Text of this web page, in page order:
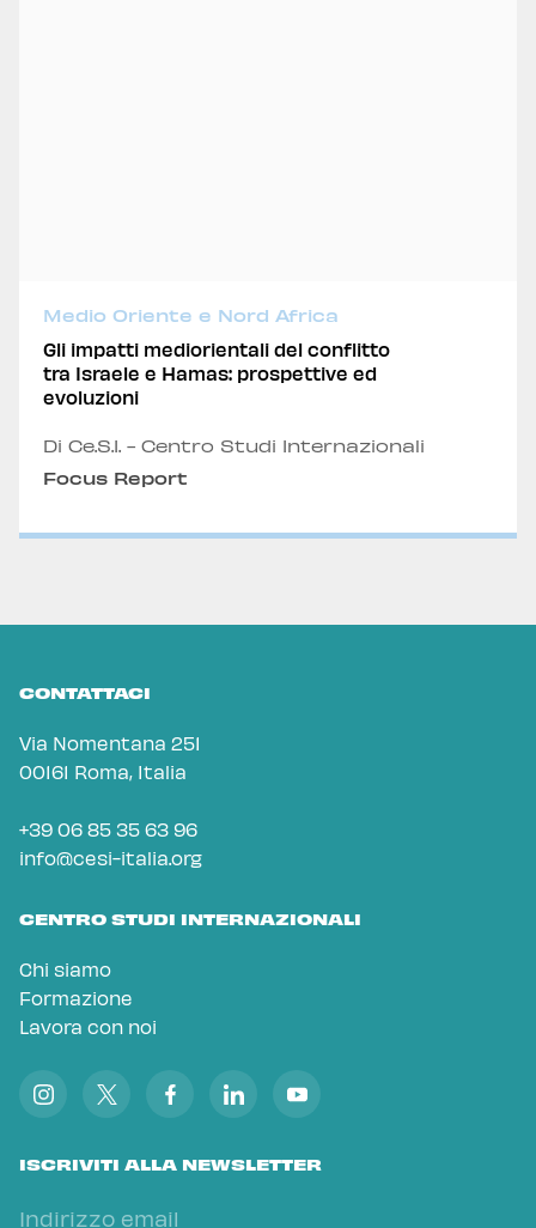
Medio Oriente e Nord Africa
Gli impatti mediorientali del conflitto
tra Israele e Hamas: prospettive ed
evoluzioni
Di Ce.S.I. - Centro Studi Internazionali
Focus Report
CONTATTACI
Via Nomentana 251
00161 Roma, Italia
+39 06 85 35 63 96
info@cesi-italia.org
CENTRO STUDI INTERNAZIONALI
Chi siamo
Formazione
Lavora con noi
ISCRIVITI ALLA NEWSLETTER